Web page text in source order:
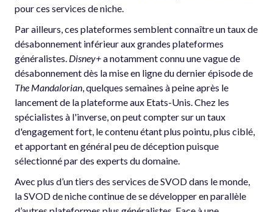
pour ces services de niche.
Par ailleurs, ces plateformes semblent connaître un taux de
désabonnement inférieur aux grandes plateformes
généralistes. Disney+a notamment connu une vague de
désabonnement dès la mise en ligne du dernier épisode de
The Mandalorian, quelques semaines à peine après le
lancement de la plateforme aux Etats-Unis. Chez les
spécialistes à l'inverse, on peut compter sur un taux
d'engagement fort, le contenu étant plus pointu, plus ciblé,
et apportant en général peu de déception puisque
sélectionné par des experts du domaine.
Avec plus d’un tiers des services de SVOD dans le monde,
la SVOD de niche continue de se développer en parallèle